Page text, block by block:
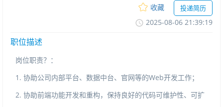
收藏
投递简历
2025-08-0621:39:19
职位描述
岗位职责？：
1.协助公司内部平台、数据中台、官网等的Web开发工作；
2.协助前端功能开发和重构，保持良好的代码可维护性、可扩